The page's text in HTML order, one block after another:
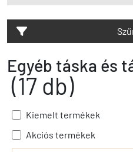
Egyéb táska és
(17 db)
Kiemelt termékek
Akciós termékek